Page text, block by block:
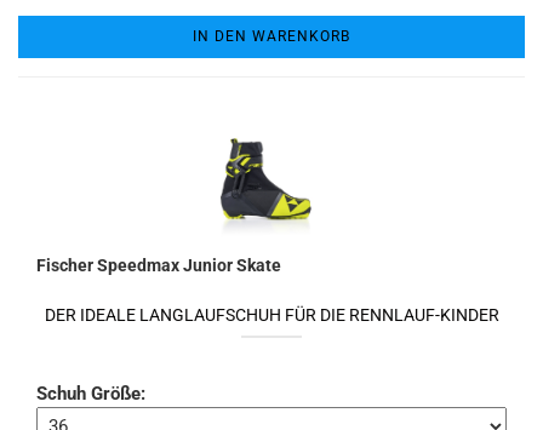
IN DEN WARENKORB
Fischer Speedmax Junior Skate
DER IDEALE LANGLAUFSCHUH FÜR DIE RENNLAUF-KINDER
Schuh Größe: